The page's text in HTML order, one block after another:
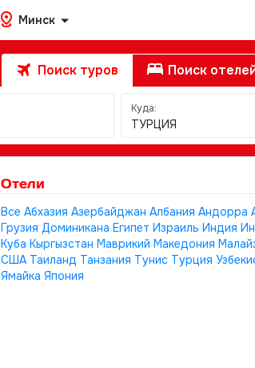
Минск
Поиск туров Поиск
Куда:
ТУРЦИЯ
Отели
Все Абхазия Азербайджан Албания Андорра
Грузия Доминикана Египет Израиль Индия
Куба Кыргызстан Маврикий Македония
США Таиланд Танзания Тунис Турция
Ямайка Япония